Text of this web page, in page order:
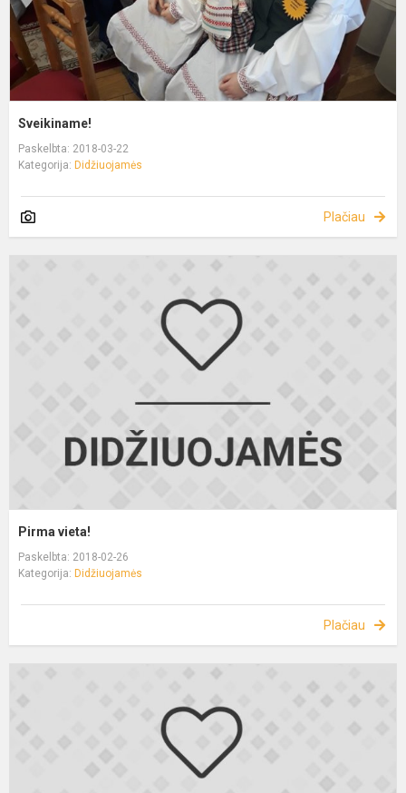
Sveikiname!
Paskelbta: 2018-03-22
Kategorija: Didžiuojamės
Plačiau
Pirma vieta!
Paskelbta: 2018-02-26
Kategorija: Didžiuojamės
Plačiau